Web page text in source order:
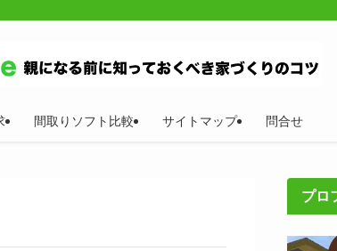
間取りソフト比較 サイトマップ 問合せ
プロ